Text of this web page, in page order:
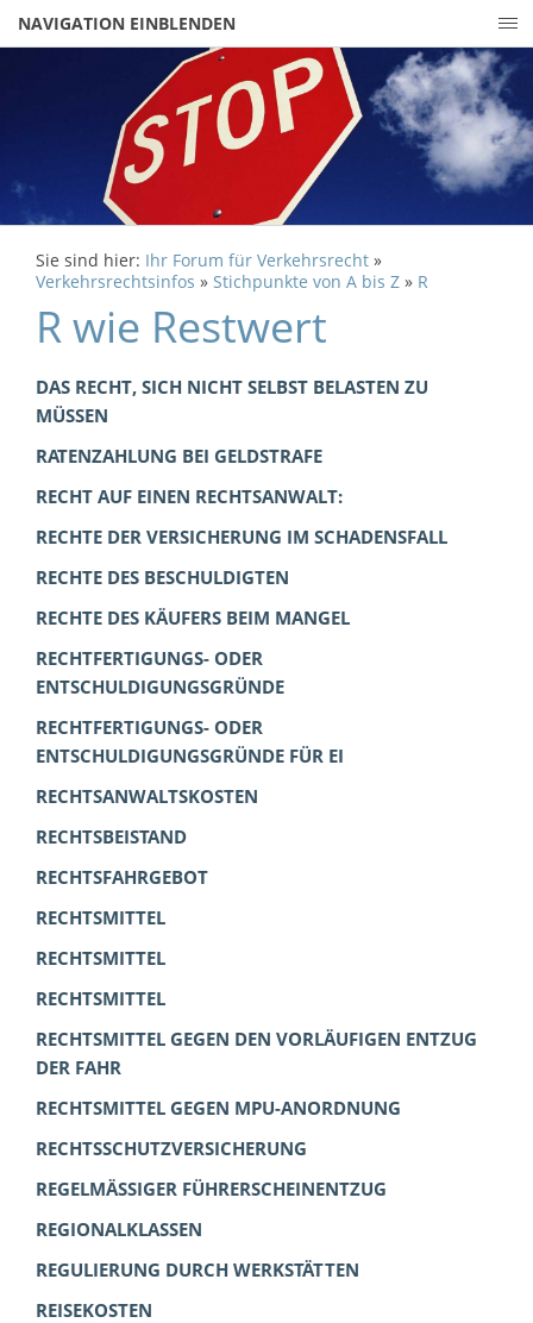
NAVIGATION EINBLENDEN
Sie sind hier: Ihr Forum für Verkehrsrecht »
Verkehrsrechtsinfos » Stichpunkte von A bis Z » R
R wie Restwert
DAS RECHT, SICH NICHT SELBST BELASTEN ZU
MÜSSEN
RATENZAHLUNG BEI GELDSTRAFE
RECHT AUF EINEN RECHTSANWALT:
RECHTE DER VERSICHERUNG IM SCHADENSFALL
RECHTE DES BESCHULDIGTEN
RECHTE DES KÄUFERS BEIM MANGEL
RECHTFERTIGUNGS- ODER
ENTSCHULDIGUNGSGRÜNDE
RECHTFERTIGUNGS- ODER
ENTSCHULDIGUNGSGRÜNDE FÜR EI
RECHTSANWALTSKOSTEN
RECHTSBEISTAND
RECHTSFAHRGEBOT
RECHTSMITTEL
RECHTSMITTEL
RECHTSMITTEL
RECHTSMITTEL GEGEN DEN VORLÄUFIGEN ENTZUG
DER FAHR
RECHTSMITTEL GEGEN MPU-ANORDNUNG
RECHTSSCHUTZVERSICHERUNG
REGELMÄSSIGER FÜHRERSCHEINENTZUG
REGIONALKLASSEN
REGULIERUNG DURCH WERKSTÄTTEN
REISEKOSTEN